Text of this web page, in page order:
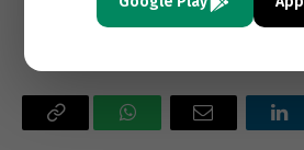
لينكدإن
البريد
واتساب Copy